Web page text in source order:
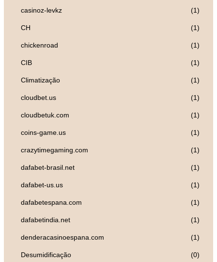
casinoz-levkz (1)
CH (1)
chickenroad (1)
CIB (1)
Climatização (1)
cloudbet.us (1)
cloudbetuk.com (1)
coins-game.us (1)
crazytimegaming.com (1)
dafabet-brasil.net (1)
dafabet-us.us (1)
dafabetespana.com (1)
dafabetindia.net (1)
denderacasinoespana.com (1)
Desumidificação (0)